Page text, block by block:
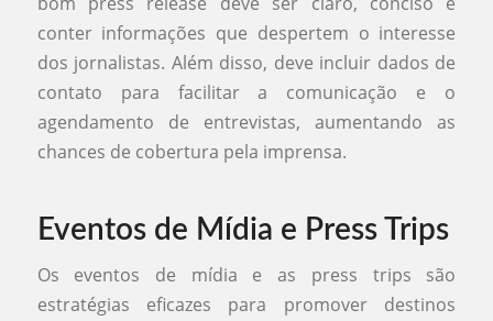
conter informações que despertem o interesse
dos jornalistas. Além disso, deve incluir dados de
contato para facilitar a comunicação e o
agendamento de entrevistas, aumentando as
chances de cobertura pela imprensa.
Eventos de Mídia e Press Trips
Os eventos de mídia e as press trips são
estratégias eficazes para promover destinos